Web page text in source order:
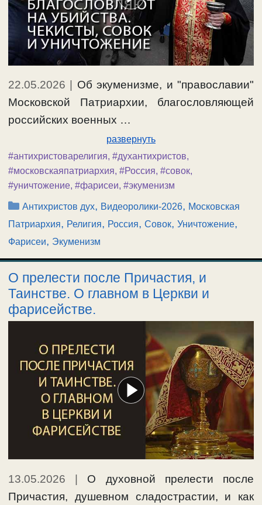
22.05.2026
Об экуменизме, и "православии"
Московской Патриархии, благословляющей
российских военных …
развернуть
#антихристоварелигия, #духантихристов,
#московскаяпатриархия, #Россия, #совок,
#уничтожение, #фарисеи, #экуменизм
Рубрики
Антихристов дух, Видеоролики-2026, Московская
Патриархия, Религия, Россия, Совок, Уничтожение,
Фарисеи, Экуменизм
О прелести после Причастия, и
Таинстве. О главном в Церкви и
фарисействе.
13.05.2026 | О духовной прелести после
Причастия, душевном сладострастии, и как